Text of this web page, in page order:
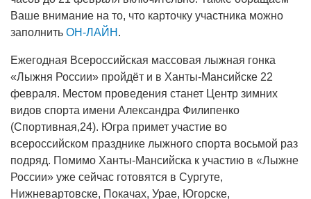
Ваше внимание на то, что карточку участника можно
заполнить ОН-ЛАЙН .
Ежегодная Всероссийская массовая лыжная гонка
«Лыжня России» пройдёт и в Ханты-Мансийске 22
февраля. Местом проведения станет Центр зимних
видов спорта имени Александра Филипенко
(Спортивная,24). Югра примет участие во
всероссийском празднике лыжного спорта восьмой раз
подряд. Помимо Ханты-Мансийска к участию в «Лыжне
России» уже сейчас готовятся в Сургуте,
Нижневартовске, Покачах, Урае, Югорске,